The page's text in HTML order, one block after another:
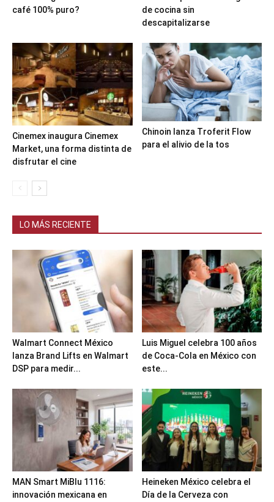
café 100% puro?
de cocina sin
descapitalizarse
Cinemex inaugura Cinemex
Market, una forma distinta de
disfrutar el cine
Chinoin lanza Troferit Flow
para el alivio de la tos
LO MÁS RECIENTE
Walmart Connect México
lanza Brand Lifts en Walmart
DSP para medir...
Luis Miguel celebra 100 años
de Coca-Cola en México con
este...
MAN Smart MiBlu 1116:
innovación mexicana en
Heineken México celebra el
Día de la Cerveza con